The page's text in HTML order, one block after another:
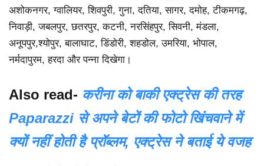
अशोकनगर, ग्वालियर, शिवपुरी, गुना, दतिया, सागर, दमोह, टीकमगढ़,
निवाड़ी, जबलपुर, छतरपुर, कटनी, नरसिंहपुर, सिवनी, मंडला,
अनूपपुर,श्योपुर, बालाघाट, डिंडोरी, शहडोल, उमरिया, भोपाल,
नर्मदापुरम, हरदा और पन्ना दिखेगा।
Also read- करीना को बाकी एक्ट्रेस की तरह
Paparazzi से अपने बेटों की फोटो खिंचवाने में
क्यों नहीं होती है प्रॉब्लम, एक्ट्रेस ने बताई ये वजह